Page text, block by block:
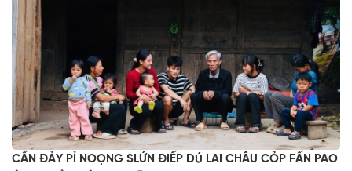
CẦN ĐẢY PỈ NOỌNG SLỨN ĐIẾP DÚ LAI CHÂU CỎP FẤN PAO